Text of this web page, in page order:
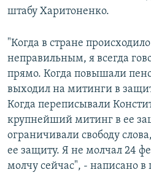
штабу Харитоненко.
"Когда в стране
неправильным, я всегда
прямо. Когда повышали
выходил на митинги в
Когда переписывали
крупнейший митинг в ее
ограничивали свободу
ее защиту. Я не молчал 24
молчу сейчас", - написано